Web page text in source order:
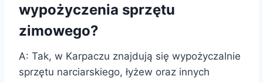
wypożyczenia sprzętu
zimowego?
A: Tak, w Karpaczu znajdują się wypożyczalnie
sprzętu narciarskiego, łyżew oraz innych